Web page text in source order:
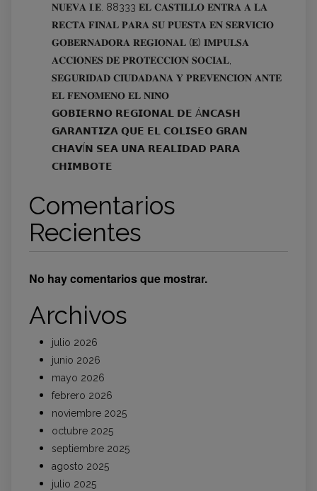
𝐍𝐔𝐄𝐕𝐀 𝐈.𝐄. 88333 𝐄𝐋 𝐂𝐀𝐒𝐓𝐈𝐋𝐋𝐎 𝐄𝐍𝐓𝐑𝐀 𝐀 𝐋𝐀
𝐑𝐄𝐂𝐓𝐀 𝐅𝐈𝐍𝐀𝐋 𝐏𝐀𝐑𝐀 𝐒𝐔 𝐏𝐔𝐄𝐒𝐓𝐀 𝐄𝐍 𝐒𝐄𝐑𝐕𝐈𝐂𝐈𝐎
𝐆𝐎𝐁𝐄𝐑𝐍𝐀𝐃𝐎𝐑𝐀 𝐑𝐄𝐆𝐈𝐎𝐍𝐀𝐋 (𝐄) 𝐈𝐌𝐏𝐔𝐋𝐒𝐀
𝐀𝐂𝐂𝐈𝐎𝐍𝐄𝐒 𝐃𝐄 𝐏𝐑𝐎𝐓𝐄𝐂𝐂𝐈𝐎́𝐍 𝐒𝐎𝐂𝐈𝐀𝐋,
𝐒𝐄𝐆𝐔𝐑𝐈𝐃𝐀𝐃 𝐂𝐈𝐔𝐃𝐀𝐃𝐀𝐍𝐀 𝐘 𝐏𝐑𝐄𝐕𝐄𝐍𝐂𝐈𝐎́𝐍 𝐀𝐍𝐓𝐄
𝐄𝐋 𝐅𝐄𝐍𝐎́𝐌𝐄𝐍𝐎 𝐄𝐋 𝐍𝐈𝐍̃𝐎
𝗚𝗢𝗕𝗜𝗘𝗥𝗡𝗢 𝗥𝗘𝗚𝗜𝗢𝗡𝗔𝗟 𝗗𝗘 Á𝗡𝗖𝗔𝗦𝗛
𝗚𝗔𝗥𝗔𝗡𝗧𝗜𝗭𝗔 𝗤𝗨𝗘 𝗘𝗟 𝗖𝗢𝗟𝗜𝗦𝗘𝗢 𝗚𝗥𝗔𝗡
𝗖𝗛𝗔𝗩Í𝗡 𝗦𝗘𝗔 𝗨𝗡𝗔 𝗥𝗘𝗔𝗟𝗜𝗗𝗔𝗗 𝗣𝗔𝗥𝗔
𝗖𝗛𝗜𝗠𝗕𝗢𝗧𝗘
Comentarios
Recientes
No hay comentarios que mostrar.
Archivos
julio 2026
junio 2026
mayo 2026
febrero 2026
noviembre 2025
octubre 2025
septiembre 2025
agosto 2025
julio 2025